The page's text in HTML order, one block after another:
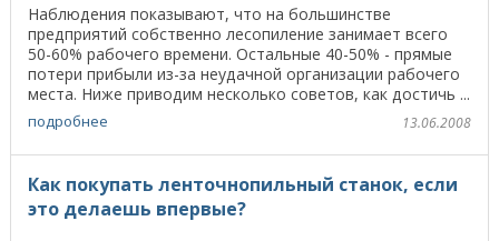
Наблюдения показывают, что на большинстве
предприятий собственно лесопиление занимает всего
50-60% рабочего времени. Остальные 40-50% - прямые
потери прибыли из-за неудачной организации рабочего
места. Ниже приводим несколько советов, как достичь ...
подробнее 13.06.2008
Как покупать ленточнопильный станок, если
это делаешь впервые?